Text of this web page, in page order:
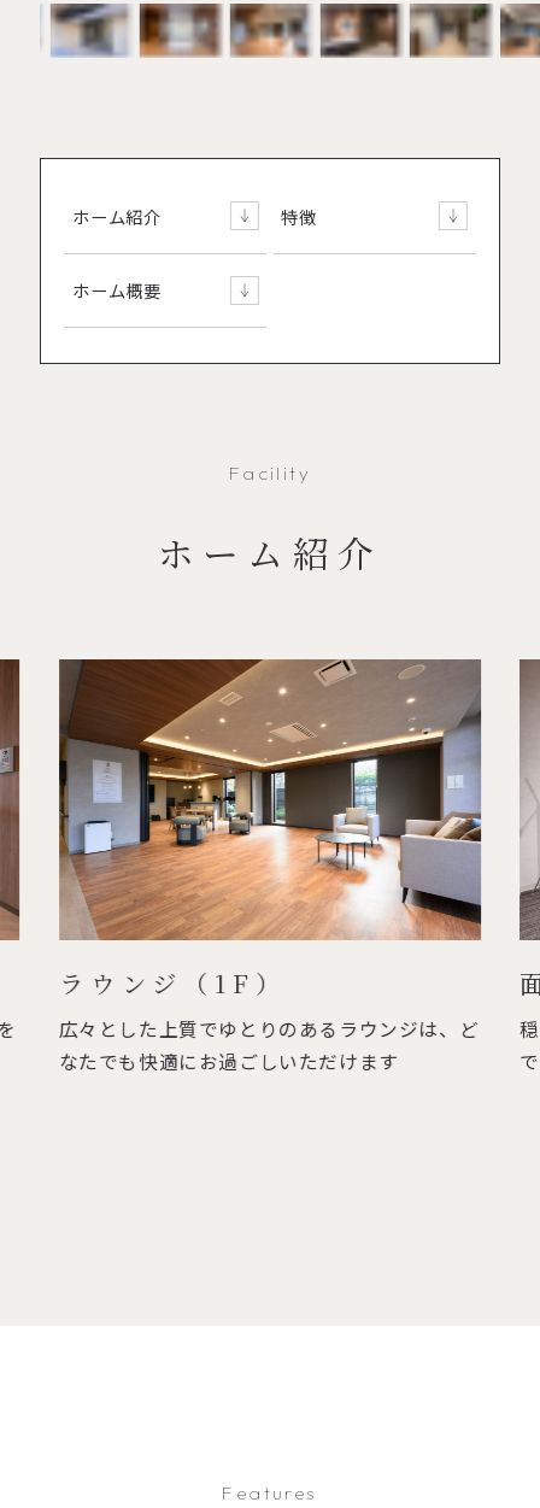
ホーム紹介 特徴
ホーム概要
Facility
ホーム紹介
ラウンジ（1F）
広々とした上質でゆとりのあるラウンジは、ど
なたでも快適にお過ごしいただけます
Features